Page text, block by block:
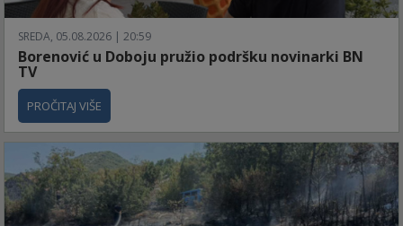
SREDA, 05.08.2026 | 20:59
Borenović u Doboju pružio podršku novinarki BN
TV
PROČITAJ VIŠE